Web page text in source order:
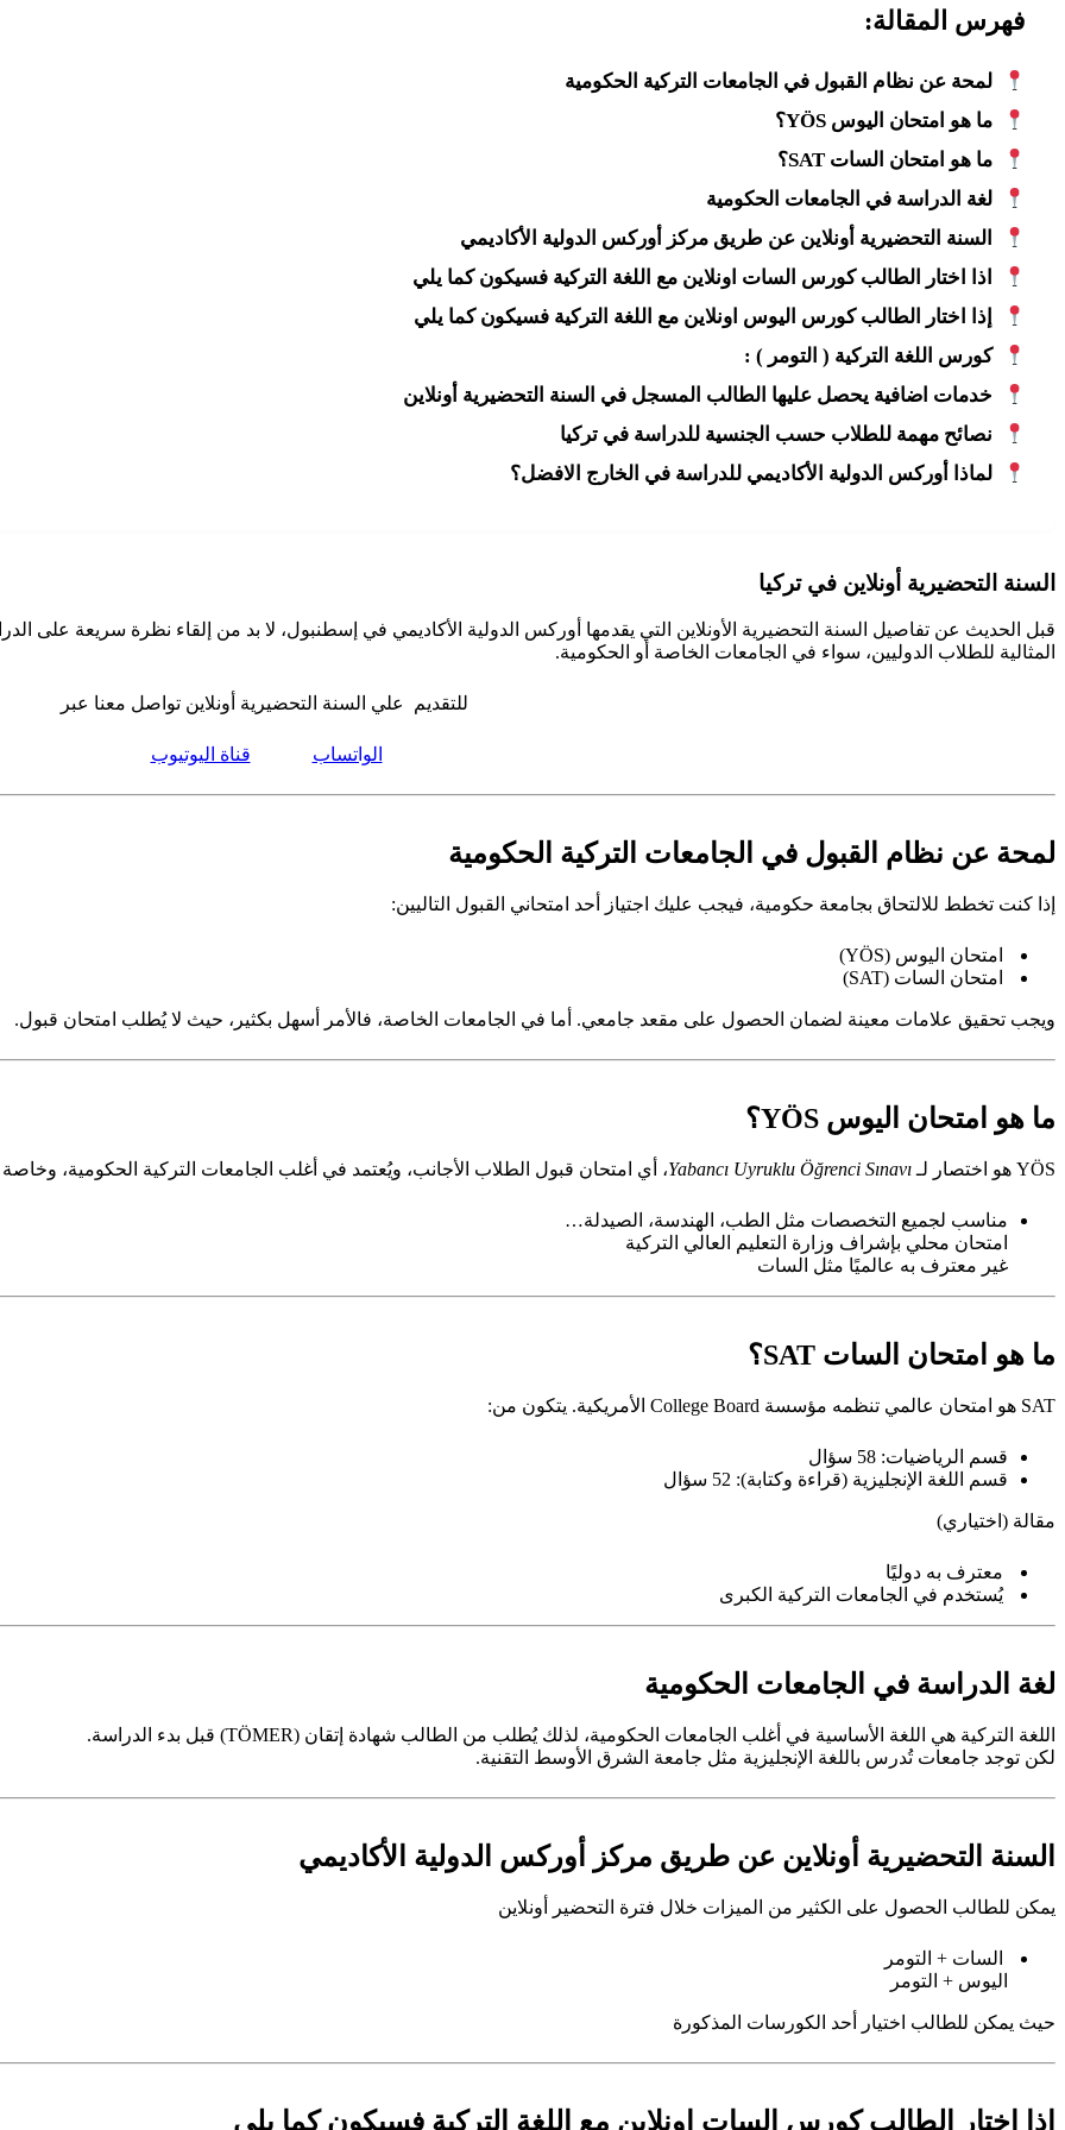
فهرس المقالة:
لمحة عن نظام القبول في الجامعات التركية الحكومية
ما هو امتحان اليوس YÖS؟
ما هو امتحان السات SAT؟
لغة الدراسة في الجامعات الحكومية
السنة التحضيرية أونلاين عن طريق مركز أوركس الدولية الأكاديمي
اذا اختار الطالب كورس السات اونلاين مع اللغة التركية فسيكون كما يلي
إذا اختار الطالب كورس اليوس اونلاين مع اللغة التركية فسيكون كما يلي
كورس اللغة التركية ( التومر ) :
خدمات اضافية يحصل عليها الطالب المسجل في السنة التحضيرية أونلاين
نصائح مهمة للطلاب حسب الجنسية للدراسة في تركيا
لماذا أوركس الدولية الأكاديمي للدراسة في الخارج الافضل؟
السنة التحضيرية أونلاين في تركيا
قبل الحديث عن تفاصيل السنة التحضيرية الأونلاين التي يقدمها أوركس الدولية الأكاديمي في إسطنبول، لا بد من إلقاء نظرة سريعة على
المثالية للطلاب الدوليين، سواء في الجامعات الخاصة أو الحكومية.
للتقديم علي السنة التحضيرية أونلاين تواصل معنا عبر
الواتساب قناة اليوتيوب
لمحة عن نظام القبول في الجامعات التركية الحكومية
إذا كنت تخطط للالتحاق بجامعة حكومية، فيجب عليك اجتياز أحد امتحاني القبول التاليين:
امتحان اليوس (YÖS)
امتحان السات (SAT)
ويجب تحقيق علامات معينة لضمان الحصول على مقعد جامعي. أما في الجامعات الخاصة، فالأمر أسهل بكثير، حيث لا يُطلب امتحان قبول.
ما هو امتحان اليوس YÖS؟
YÖS هو اختصار لـ Yabancı Uyruklu Öğrenci Sınavı، أي امتحان قبول الطلاب الأجانب، ويُعتمد في أغلب الجامعات التركية الحكومية،
مناسب لجميع التخصصات مثل الطب، الهندسة، الصيدلة…
امتحان محلي بإشراف وزارة التعليم العالي التركية
غير معترف به عالميًا مثل السات
ما هو امتحان السات SAT؟
SAT هو امتحان عالمي تنظمه مؤسسة College Board الأمريكية. يتكون من:
قسم الرياضيات: 58 سؤال
قسم اللغة الإنجليزية (قراءة وكتابة): 52 سؤال
مقالة (اختياري)
معترف به دوليًا
يُستخدم في الجامعات التركية الكبرى
لغة الدراسة في الجامعات الحكومية
اللغة التركية هي اللغة الأساسية في أغلب الجامعات الحكومية، لذلك يُطلب من الطالب شهادة إتقان (TÖMER) قبل بدء الدراسة.
لكن توجد جامعات تُدرس باللغة الإنجليزية مثل جامعة الشرق الأوسط التقنية.
السنة التحضيرية أونلاين عن طريق مركز أوركس الدولية الأكاديمي
يمكن للطالب الحصول على الكثير من الميزات خلال فترة التحضير أونلاين
السات + التومر
اليوس + التومر
حيث يمكن للطالب اختيار أحد الكورسات المذكورة
اذا اختار الطالب كورس السات اونلاين مع اللغة التركية فسيكون كما يلي